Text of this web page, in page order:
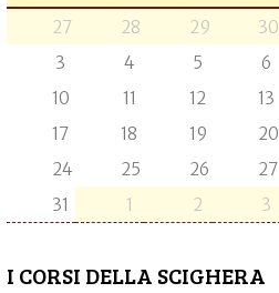
27 28 29 30
3
4 5 6
10
11 12 13
17
18 19 20
24
25 26 27
31
1 2 3
I CORSI DELLA SCIGHERA